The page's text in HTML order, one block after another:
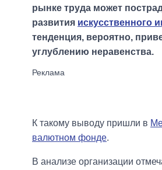
рынке труда может
развития искусственного
тенденция, вероятно,
углублению неравенства.
К такому выводу пришли в
валютном фонде.
В анализе организации